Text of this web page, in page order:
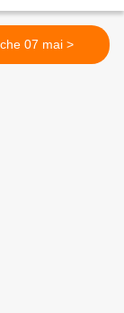
dimanche 07 mai >